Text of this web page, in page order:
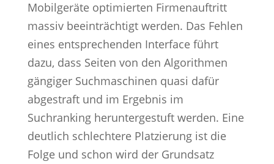
Mobilgeräte optimierten Firmenauftritt
massiv beeinträchtigt werden. Das Fehlen
eines entsprechenden Interface führt
dazu, dass Seiten von den Algorithmen
gängiger Suchmaschinen quasi dafür
abgestraft und im Ergebnis im
Suchranking heruntergestuft werden. Eine
deutlich schlechtere Platzierung ist die
Folge und schon wird der Grundsatz